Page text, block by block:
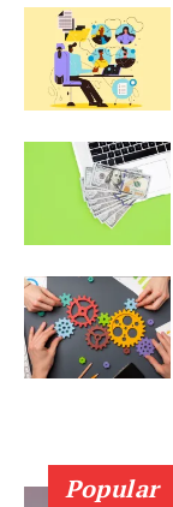
Popular